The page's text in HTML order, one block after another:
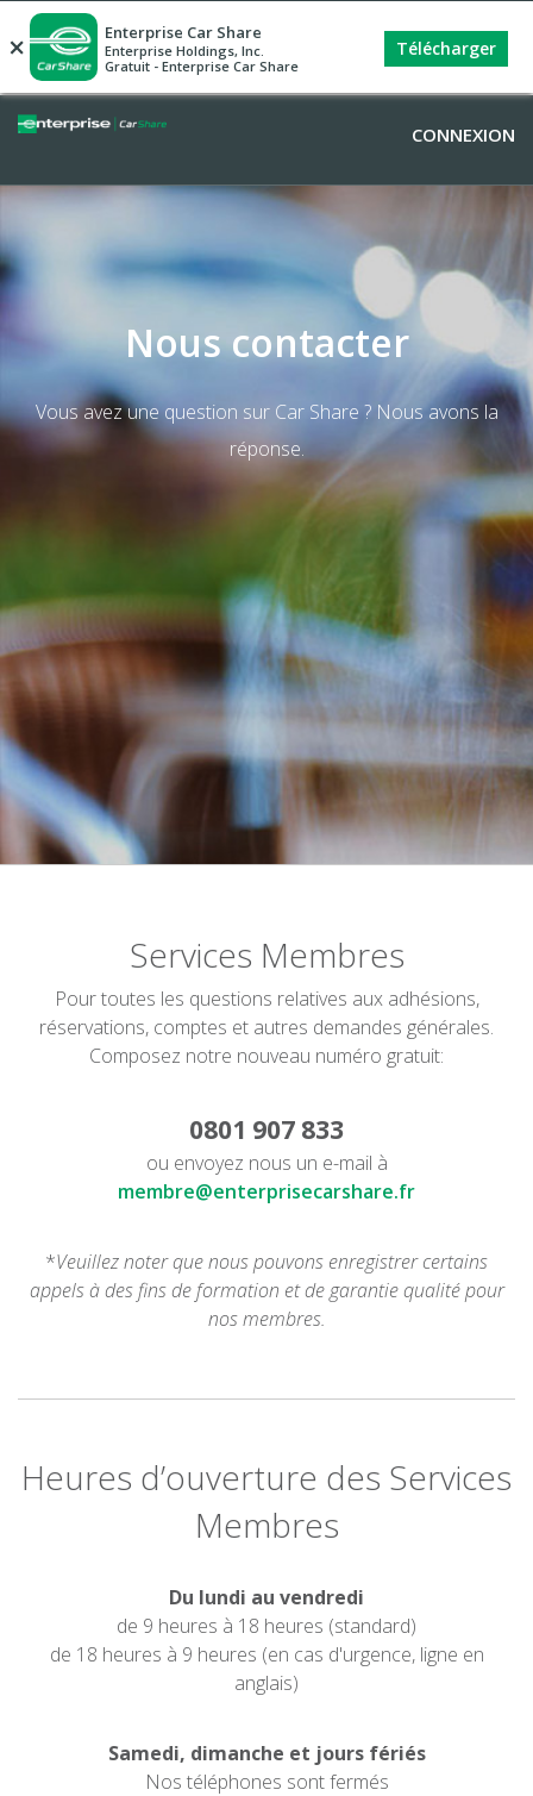
CONNEXION
Nous contacter
Vous avez une question sur Car Share ? Nous avons la
réponse.
Services Membres
Pour toutes les questions relatives aux adhésions,
réservations, comptes et autres demandes générales.
Composez notre nouveau numéro gratuit:
0801 907 833
ou envoyez nous un e-mail à
membre@enterprisecarshare.fr
*Veuillez noter que nous pouvons enregistrer certains
appels à des fins de formation et de garantie qualité pour
nos membres.
Heures d’ouverture des Services
Membres
Du lundi au vendredi
de 9 heures à 18 heures (standard)
de 18 heures à 9 heures (en cas d'urgence, ligne en
anglais)
Samedi, dimanche et jours fériés
Nos téléphones sont fermés
× Enterprise Car Share
Enterprise Holdings, Inc.
Gratuit - Enterprise Car Share
Télécharger